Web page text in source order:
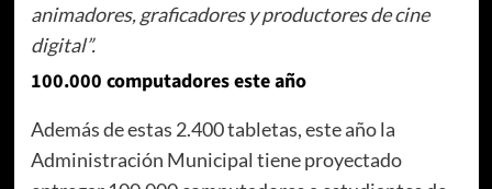
animadores, graficadores y productores de cine
digital”.
100.000 computadores este año
Además de estas 2.400 tabletas, este año la
Administración Municipal tiene proyectado